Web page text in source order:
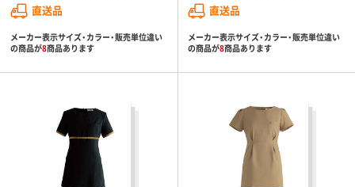
直送品
メーカー表示サイズ・カラー・販売単位違い
の商品が8商品あります
直送品
メーカー表示サイズ・カラー・販売単位違い
の商品が8商品あります